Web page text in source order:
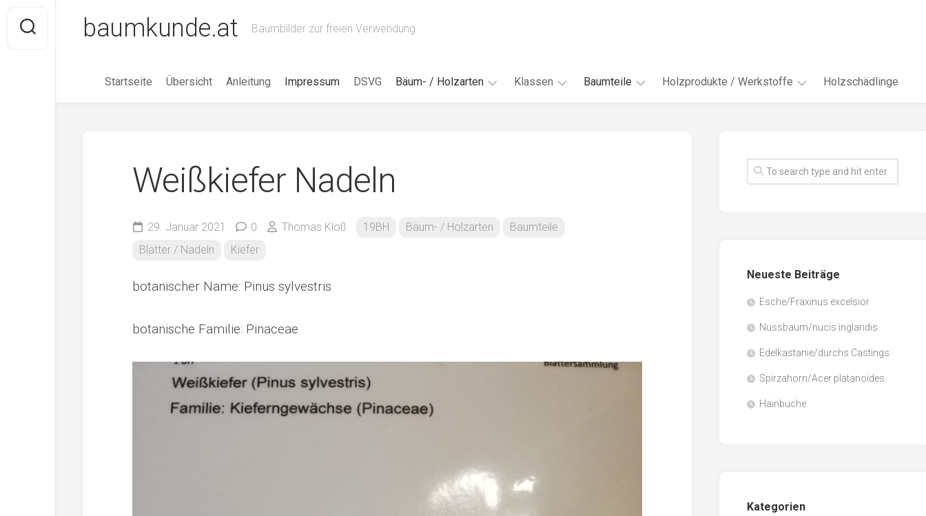
content
baumkunde.at Baumbilder zur freien Verwendung
Startseite Übersicht Anleitung Impressum DSVG Bäum- / Holzarten
Fichte
Hartriegel
Klassen
19BH
Baumteile Holzprodukte / Werkstoffe
Faserwerkstoffe
Sägenebenprodukte
Holzschädlinge
Weißkiefer Nadeln
29. Januar 2021 0 Thomas Kloß 19BH Bäum- / Holzarten
Baumteile
Blätter / Nadeln
Kiefer
botanischer Name: Pinus sylvestris
botanische Familie: Pinaceae
Neueste Beiträge
Esche/Fraxinus excelsior
Nussbaum/nucis inglandis
Edelkastanie/durchs Castings
Spirzahorn/Acer platanoides
Hainbuche
Kategorien